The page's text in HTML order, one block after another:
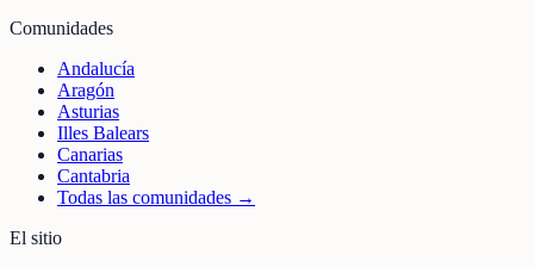
Comunidades
Andalucía
Aragón
Asturias
Illes Balears
Canarias
Cantabria
Todas las comunidades →
El sitio